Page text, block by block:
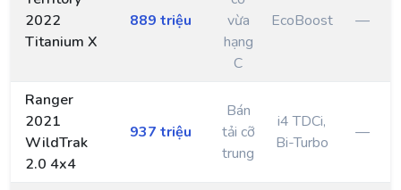
2022
Titanium X
889 triệu
vừa
hạng
C
EcoBoost —
Ranger
2021
WildTrak
2.0 4x4
937 triệu
Bán
tải cỡ
trung
i4 TDCi,
Bi-Turbo
—